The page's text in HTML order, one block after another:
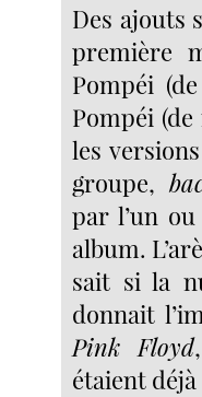
Des ajouts
première
Pompéi
Pompéi
les
groupe,
par l’un
album.
sait si la
donnait
Pink Floyd
étaient déjà